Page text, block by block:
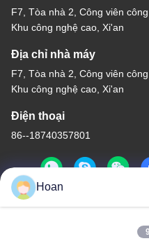
F7, Tòa nhà 2, Công viên
Khu công nghệ cao, Xi'an
Địa chỉ nhà máy
F7, Tòa nhà 2, Công viên
Khu công nghệ cao, Xi'an
Điện thoại
86--18740357801
cấp. 2024-2026 Xi'an Hoan
Hoan